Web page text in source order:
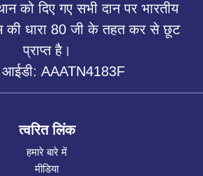
को दिए गए सभी दान पर भारतीय
की धारा 80 जी के तहत कर से छूट
प्राप्त है।
आईडी: AAATN4183F
त्वरित लिंक
हमारे बारे में
मीडिया